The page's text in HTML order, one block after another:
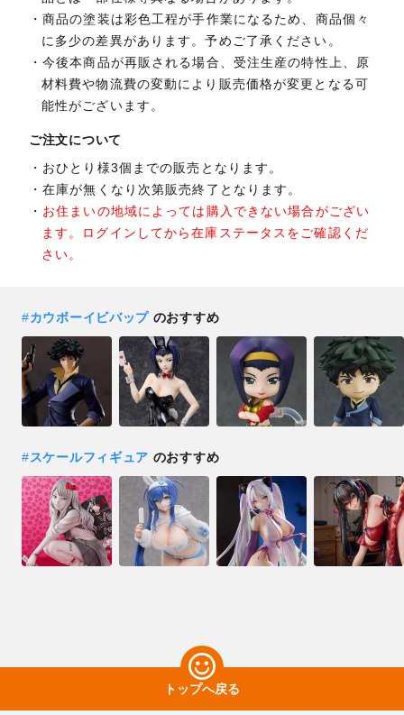
商品の塗装は彩色工程が手作業になるため、商品個々
に多少の差異があります。予めご了承ください。
今後本商品が再販される場合、受注生産の特性上、原
材料費や物流費の変動により販売価格が変更となる可
能性がございます。
ご注文について
おひとり様3個までの販売となります。
在庫が無くなり次第販売終了となります。
お住まいの地域によっては購入できない場合がござい
ます。ログインしてから在庫ステータスをご確認くだ
さい。
#カウボーイビバップ のおすすめ
#スケールフィギュア のおすすめ
トップへ戻る